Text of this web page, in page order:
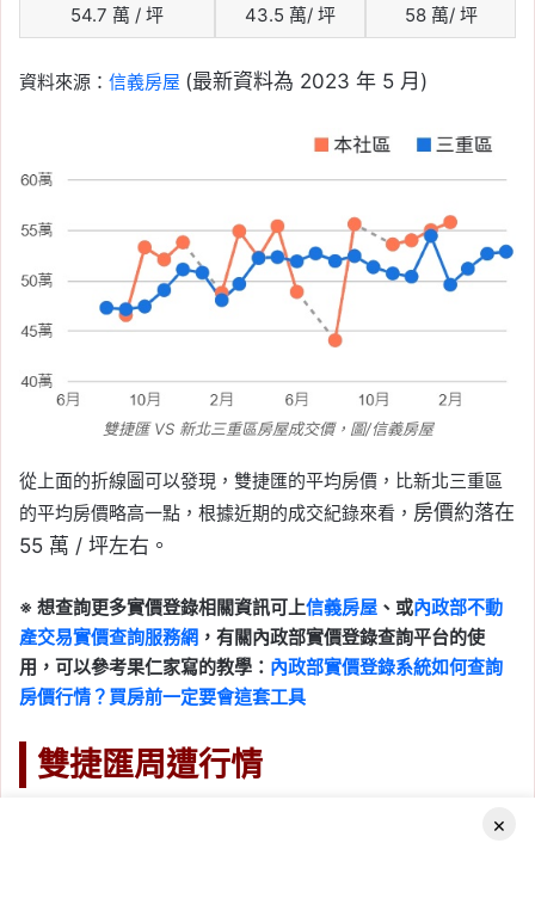
54.7 萬 / 坪 43.5 萬/ 坪 58 萬/ 坪
資料來源： 信義房屋 (最新資料為 2023 年 5 月)
雙捷匯 VS 新北三重區房屋成交價，圖/信義房屋
從上面的折線圖可以發現，雙捷匯的平均房價，比新北三重區
的平均房價略高一點，根據近期的成交紀錄來看， 房價約落在
55 萬 / 坪左右。
※ 想查詢更多實價登錄相關資訊可上信義房屋 、或內政部不動
產交易實價查詢服務網 ，有關內政部實價登錄查詢平台的使
用，可以參考果仁家寫的教學： 內政部實價登錄系統如何查詢
房價行情？買房前一定要會這套工具
雙捷匯周遭行情
×